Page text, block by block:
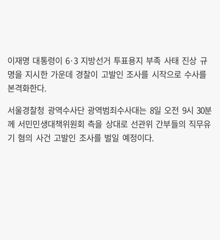
이재명 대통령이 6·3 지방선거 투표용지 부족 사태 진상 규
명을 지시한 가운데 경찰이 고발인 조사를 시작으로 수사를
본격화한다.
서울경찰청 광역수사단 광역범죄수사대는 8일 오전 9시 30분
께 서민민생대책위원회 측을 상대로 선관위 간부들의 직무유
기 혐의 사건 고발인 조사를 벌일 예정이다.